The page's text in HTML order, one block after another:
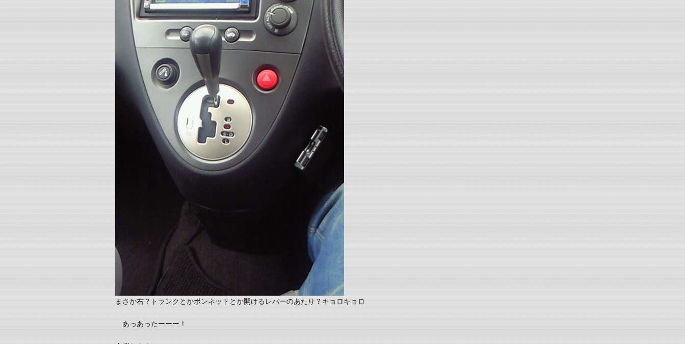
まさか右？トランクとかボンネットとか開けるレバーのあたり？キョロキョロ
あっあったーーー！